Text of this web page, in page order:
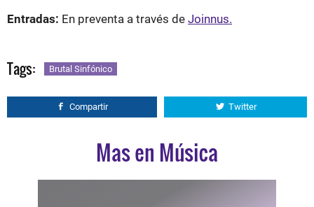
Entradas: En preventa a través de Joinnus.
Tags: Brutal Sinfónico
Compartir Twitter
Mas en Música